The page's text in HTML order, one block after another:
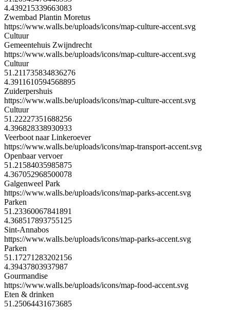
4.439215339663083
Zwembad Plantin Moretus
https://www.walls.be/uploads/icons/map-culture-accent.svg
Cultuur
Gemeentehuis Zwijndrecht
https://www.walls.be/uploads/icons/map-culture-accent.svg
Cultuur
51.211735834836276
4.3911610594568895
Zuiderpershuis
https://www.walls.be/uploads/icons/map-culture-accent.svg
Cultuur
51.22227351688256
4.396828338930933
Veerboot naar Linkeroever
https://www.walls.be/uploads/icons/map-transport-accent.svg
Openbaar vervoer
51.21584035985875
4.367052968500078
Galgenweel Park
https://www.walls.be/uploads/icons/map-parks-accent.svg
Parken
51.23360067841891
4.368517893755125
Sint-Annabos
https://www.walls.be/uploads/icons/map-parks-accent.svg
Parken
51.17271283202156
4.39437803937987
Gourmandise
https://www.walls.be/uploads/icons/map-food-accent.svg
Eten & drinken
51.25064431673685